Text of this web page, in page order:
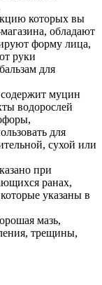
которых вы
обладают
форму лица,
руки
для
муцин
водорослей
для
сухой или
при
ранах,
указаны в
мазь,
трещины,